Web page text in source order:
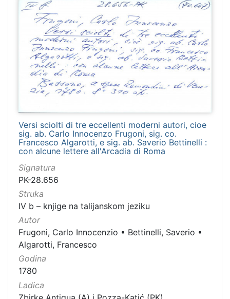
Versi sciolti di tre eccellenti moderni autori, cioe
sig. ab. Carlo Innocenzo Frugoni, sig. co.
Francesco Algarotti, e sig. ab. Saverio Bettinelli :
con alcune lettere all'Arcadia di Roma
Signatura
PK-28.656
Struka
IV b – knjige na talijanskom jeziku
Autor
Frugoni, Carlo Innocenzio • Bettinelli, Saverio •
Algarotti, Francesco
Godina
1780
Ladica